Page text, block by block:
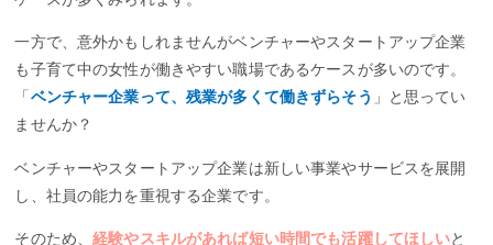
一方で、意外かもしれませんがベンチャーやスタートアップ企業
も子育て中の女性が働きやすい職場であるケースが多いのです。
「 ベンチャー企業って、残業が多くて働きずらそう 」と思ってい
ませんか？
ベンチャーやスタートアップ企業は新しい事業やサービスを展開
し、社員の能力を重視する企業です。
そのため、経験やスキルがあれば短い時間でも活躍してほしいと